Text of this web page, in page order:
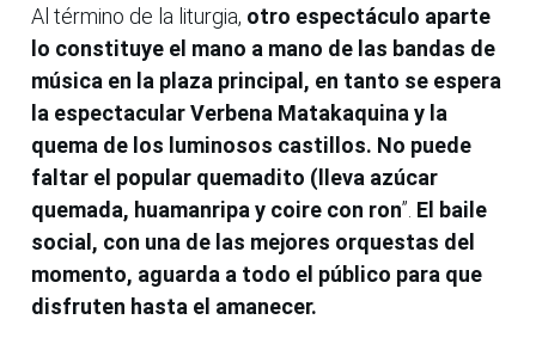
Al término de la liturgia, otro espectáculo aparte
lo constituye el mano a mano de las bandas de
música en la plaza principal, en tanto se espera
la espectacular Verbena Matakaquina y la
quema de los luminosos castillos. No puede
faltar el popular quemadito (lleva azúcar
quemada, huamanripa y coire con ron”. El baile
social, con una de las mejores orquestas del
momento, aguarda a todo el público para que
disfruten hasta el amanecer.